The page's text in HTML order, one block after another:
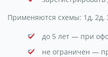
Применяются схемы: 1д, 2д,
до 5 лет — при
не ограничен —